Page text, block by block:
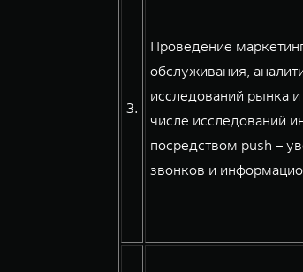
3.
Проведение
обслуживания,
исследований рынка
числе исследований
посредством push –
звонков и